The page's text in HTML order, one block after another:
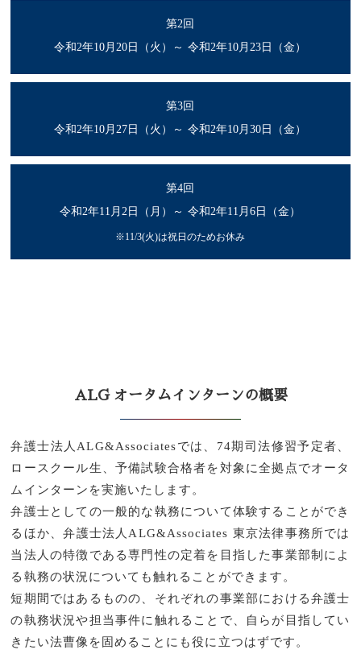
第2回
令和2年10月20日（火）～ 令和2年10月23日（金）
第3回
令和2年10月27日（火）～ 令和2年10月30日（金）
第4回
令和2年11月2日（月）～ 令和2年11月6日（金）
※11/3(火)は祝日のためお休み
ALG オータムインターンの概要
弁護士法人ALG&Associatesでは、74期司法修習予定者、
ロースクール生、予備試験合格者を対象に全拠点でオータ
ムインターンを実施いたします。
弁護士としての一般的な執務について体験することができ
るほか、弁護士法人ALG&Associates 東京法律事務所では
当法人の特徴である専門性の定着を目指した事業部制によ
る執務の状況についても触れることができます。
短期間ではあるものの、それぞれの事業部における弁護士
の執務状況や担当事件に触れることで、自らが目指してい
きたい法曹像を固めることにも役に立つはずです。